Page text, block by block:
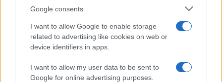
Google consents
I want to allow Google to enable storage
related to advertising like cookies on web or
device identifiers in apps.
I want to allow my user data to be sent to
Google for online advertising purposes.
Ristorante distrutto dalle fiamme a La
Maddalena, incendio a Monti d’à rena
Le previsioni meteo per il weekend a Olbia e in
Gallura